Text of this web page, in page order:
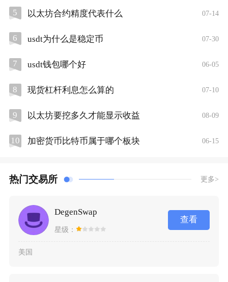
5 以太坊合约精度代表什么 07-14
6 usdt为什么是稳定币 07-30
7 usdt钱包哪个好 06-05
8 现货杠杆利息怎么算的 07-10
9 以太坊要挖多久才能显示收益 08-09
10 加密货币比特币属于哪个板块 06-15
热门交易所 更多>
DegenSwap
星级：
查看
美国